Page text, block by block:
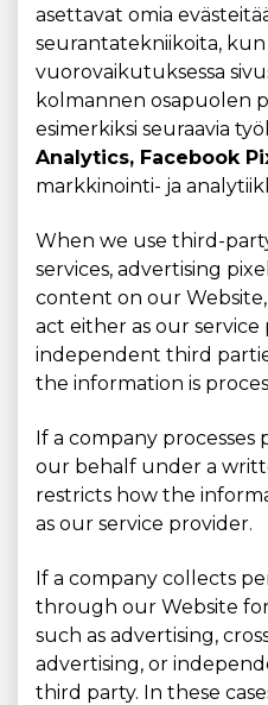
asettavat omia
seurantatekniikoita,
vuorovaikutuksessa
kolmannen osapuolen
esimerkiksi seuraavia
Analytics, Facebook
markkinointi- ja
When we use third-
services, advertising
content on our
act either as our service
independent third
the information is
If a company
our behalf under a
restricts how the
as our service provider.
If a company collects
through our Website
such as advertising,
advertising, or
third party. In these